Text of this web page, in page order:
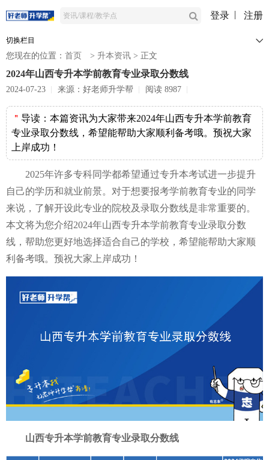
登录 注册
切换栏目
您现在的位置： 首页 > 升本资讯 > 正文
2024年山西专升本学前教育专业录取分数线
2024-07-23 来源：好老师升学帮 阅读 8987
＂ 导读： 本篇资讯为大家带来2024年山西专升本学前教育
专业录取分数线，希望能帮助大家顺利备考哦。预祝大家
上岸成功！
2025年许多专科同学都希望通过专升本考试进一步提升
自己的学历和就业前景。对于想要报考学前教育专业的同学
来说，了解开设此专业的院校及录取分数线是非常重要的。
本文将为您介绍2024年山西专升本学前教育专业录取分数
线，帮助您更好地选择适合自己的学校，希望能帮助大家顺
利备考哦。预祝大家上岸成功！
山西专升本学前教育专业录取分数线